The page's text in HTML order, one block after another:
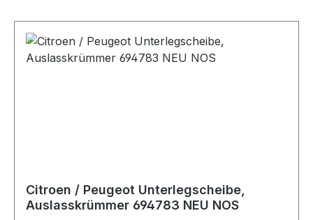
Citroen / Peugeot Unterlegscheibe,
Auslasskrümmer 694783 NEU NOS